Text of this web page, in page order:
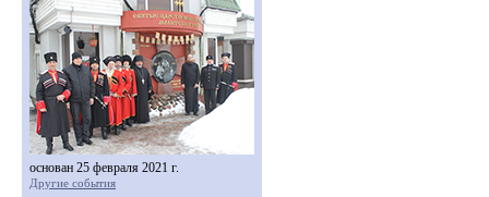
основан 25 февраля 2021 г.
Другие события